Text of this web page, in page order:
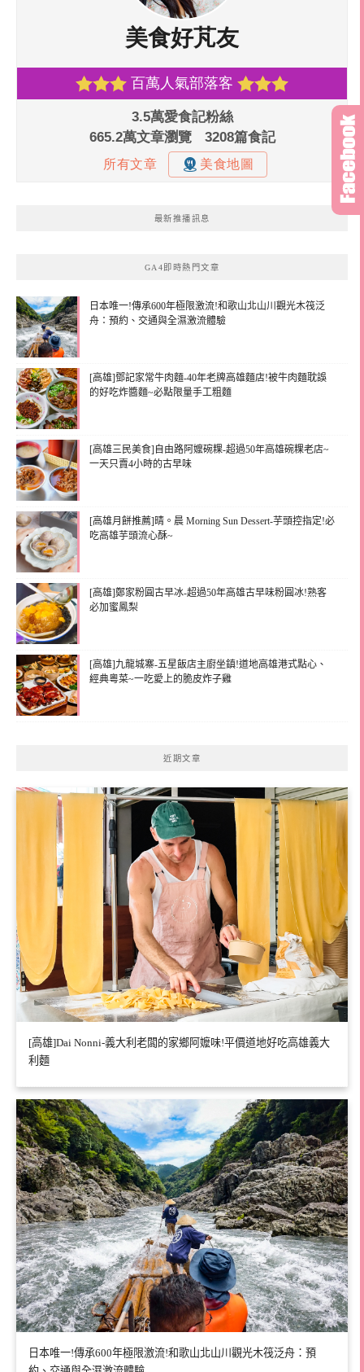
最新推播訊息
GA4即時熱門文章
日本唯一!傳承600年極限激流!和歌山北山川觀光木筏泛
舟：預約、交通與全濕激流體驗
[高雄]鄧記家常牛肉麵-40年老牌高雄麵店!被牛肉麵耽誤
的好吃炸醬麵~必點限量手工粗麵
[高雄三民美食]自由路阿嬤碗粿-超過50年高雄碗粿老店~
一天只賣4小時的古早味
[高雄月餅推薦]晴。晨 Morning Sun Dessert-芋頭控指定!必
吃高雄芋頭流心酥~
[高雄]鄭家粉圓古早冰-超過50年高雄古早味粉圓冰!熟客
必加蜜鳳梨
[高雄]九龍城寨-五星飯店主廚坐鎮!道地高雄港式點心、
經典粵菜~一吃愛上的脆皮炸子雞
近期文章
[高雄]Dai Nonni-義大利老闆的家鄉阿嬤味!平價道地好吃高雄義大
利麵
日本唯一!傳承600年極限激流!和歌山北山川觀光木筏泛舟：預